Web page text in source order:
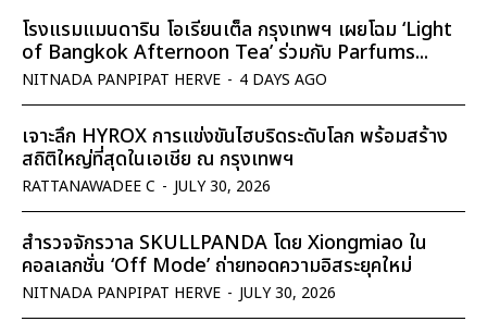
โรงแรมแมนดาริน โอเรียนเต็ล กรุงเทพฯ เผยโฉม ‘Light
of Bangkok Afternoon Tea’ ร่วมกับ Parfums...
NITNADA PANPIPAT HERVE - 4 DAYS AGO
เจาะลึก HYROX การแข่งขันไฮบริดระดับโลก พร้อมสร้าง
สถิติใหญ่ที่สุดในเอเชีย ณ กรุงเทพฯ
RATTANAWADEE C - JULY 30, 2026
สำรวจจักรวาล SKULLPANDA โดย Xiongmiao ใน
คอลเลกชั่น ‘Off Mode’ ถ่ายทอดความอิสระยุคใหม่
NITNADA PANPIPAT HERVE - JULY 30, 2026